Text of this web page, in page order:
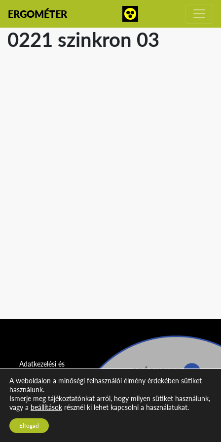
ERGOMÉTER
0221 szinkron 03
Adatkezelési és
nyilatkozat
Impresszum
Kapcsolat
A weboldalon a minőségi felhasználói élmény érdekében sütiket
használunk.
Ismerje meg tájékoztatónkat arról, hogy milyen sütiket használunk,
vagy a beállítások résznél ki lehet kapcsolni a használatukat.
Elfogad